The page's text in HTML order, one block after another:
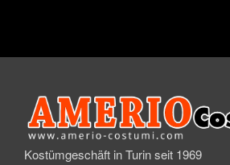
Kostümgeschäft in Turin seit 1969